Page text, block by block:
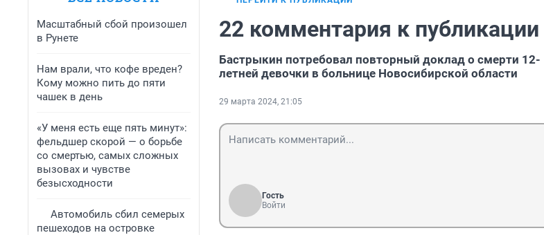
Масштабный сбой произошел
в Рунете
Нам врали, что кофе вреден?
Кому можно пить до пяти
чашек в день
«У меня есть еще пять минут»:
фельдшер скорой — о борьбе
со смертью, самых сложных
вызовах и чувстве
безысходности
Автомобиль сбил семерых
пешеходов на островке
22 комментария к публикации
Бастрыкин потребовал повторный доклад о смерти 12-
летней девочки в больнице Новосибирской области
29 марта 2024, 21:05
Гость
Войти